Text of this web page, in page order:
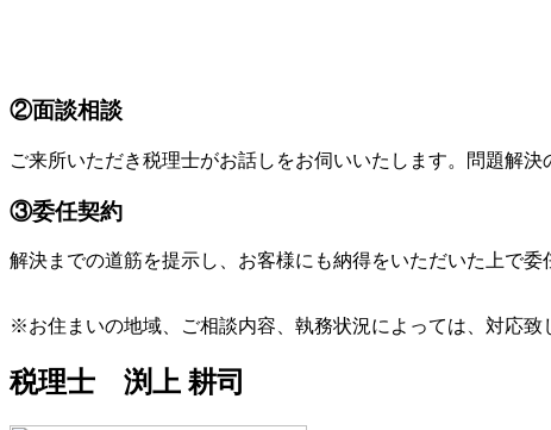
②面談相談
ご来所いただき税理士がお話しをお伺いいたします。問題解
③委任契約
解決までの道筋を提示し、お客様にも納得をいただいた上で
※お住まいの地域、ご相談内容、執務状況によっては、対応
税理士 渕上 耕司